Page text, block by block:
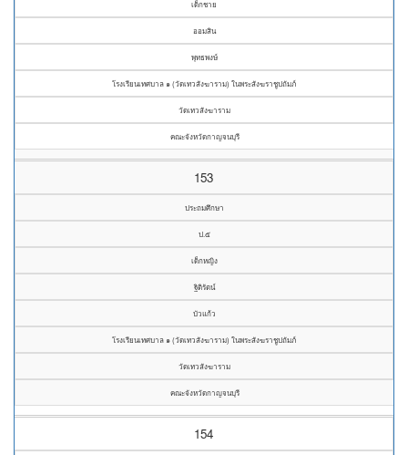
เด็กชาย
ออมสิน
พุทธพงษ์
โรงเรียนเทศบาล ๑ (วัดเทวสังฆาราม) ในพระสังฆราชูปถัมภ์
วัดเทวสังฆาราม
คณะจังหวัดกาญจนบุรี
153
ประถมศึกษา
ป.๕
เด็กหญิง
ฐิติรัตน์
บัวแก้ว
โรงเรียนเทศบาล ๑ (วัดเทวสังฆาราม) ในพระสังฆราชูปถัมภ์
วัดเทวสังฆาราม
คณะจังหวัดกาญจนบุรี
154